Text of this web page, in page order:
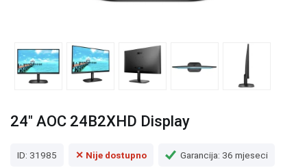
24" AOC 24B2XHD Display
ID: 31985 ✕ Nije dostupno Garancija: 36 mjeseci